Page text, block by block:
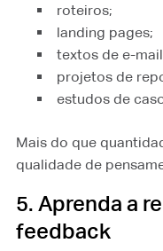
roteiros;
landing pages;
textos de e-
projetos de
estudos de
Mais do que
qualidade de
5. Aprenda a
feedback